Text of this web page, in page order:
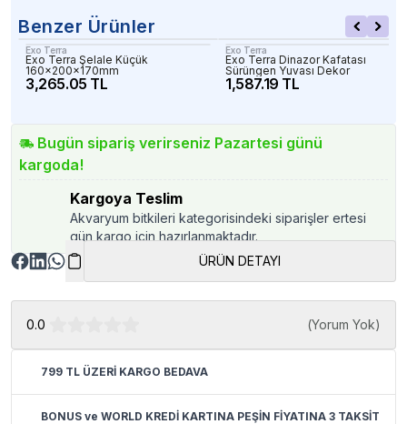
Benzer Ürünler
Exo Terra
Exo Terra Şelale Küçük
160x200x170mm
3,265.05 TL
Exo Terra
Exo Terra Dinazor Kafatası
Sürüngen Yuvası Dekor
1,587.19 TL
Bugün sipariş verirseniz Pazartesi günü
kargoda!
Kargoya Teslim
Akvaryum bitkileri kategorisindeki siparişler ertesi
gün kargo için hazırlanmaktadır.
ÜRÜN DETAYI
0.0 (Yorum Yok)
799 TL ÜZERİ KARGO BEDAVA
BONUS ve WORLD KREDİ KARTINA PEŞİN FİYATINA 3 TAKSİT